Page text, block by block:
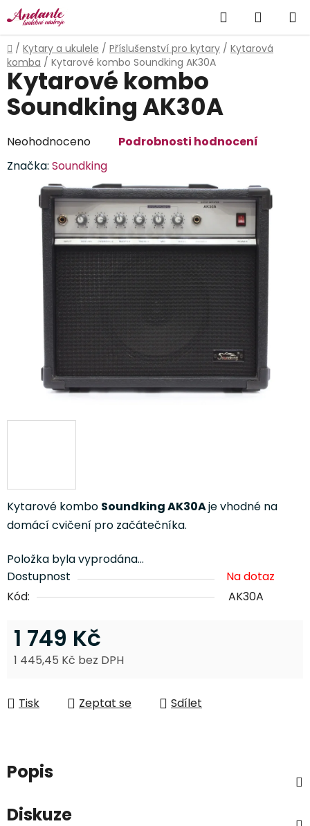
Přejít
na
obsah
Hledat
KOŠÍK
Domů
/ Kytary a ukulele / Příslušenství pro kytary / Kytarová
komba / Kytarové kombo Soundking AK30A
Kytarové kombo Soundking AK30Aje vhodné na
domácí cvičení pro začátečníka.
Položka byla vyprodána…
Dostupnost
Na dotaz
Kód:
AK30A
1 749 Kč
1 445,45 Kč bez DPH
Tisk
Zeptat se Sdílet
Kytarové kombo
Soundking AK30A
Průměrné
produktu
hvězdiček.
Neohodnoceno
Podrobnosti hodnocení
Značka: Soundking
Popis
Diskuze